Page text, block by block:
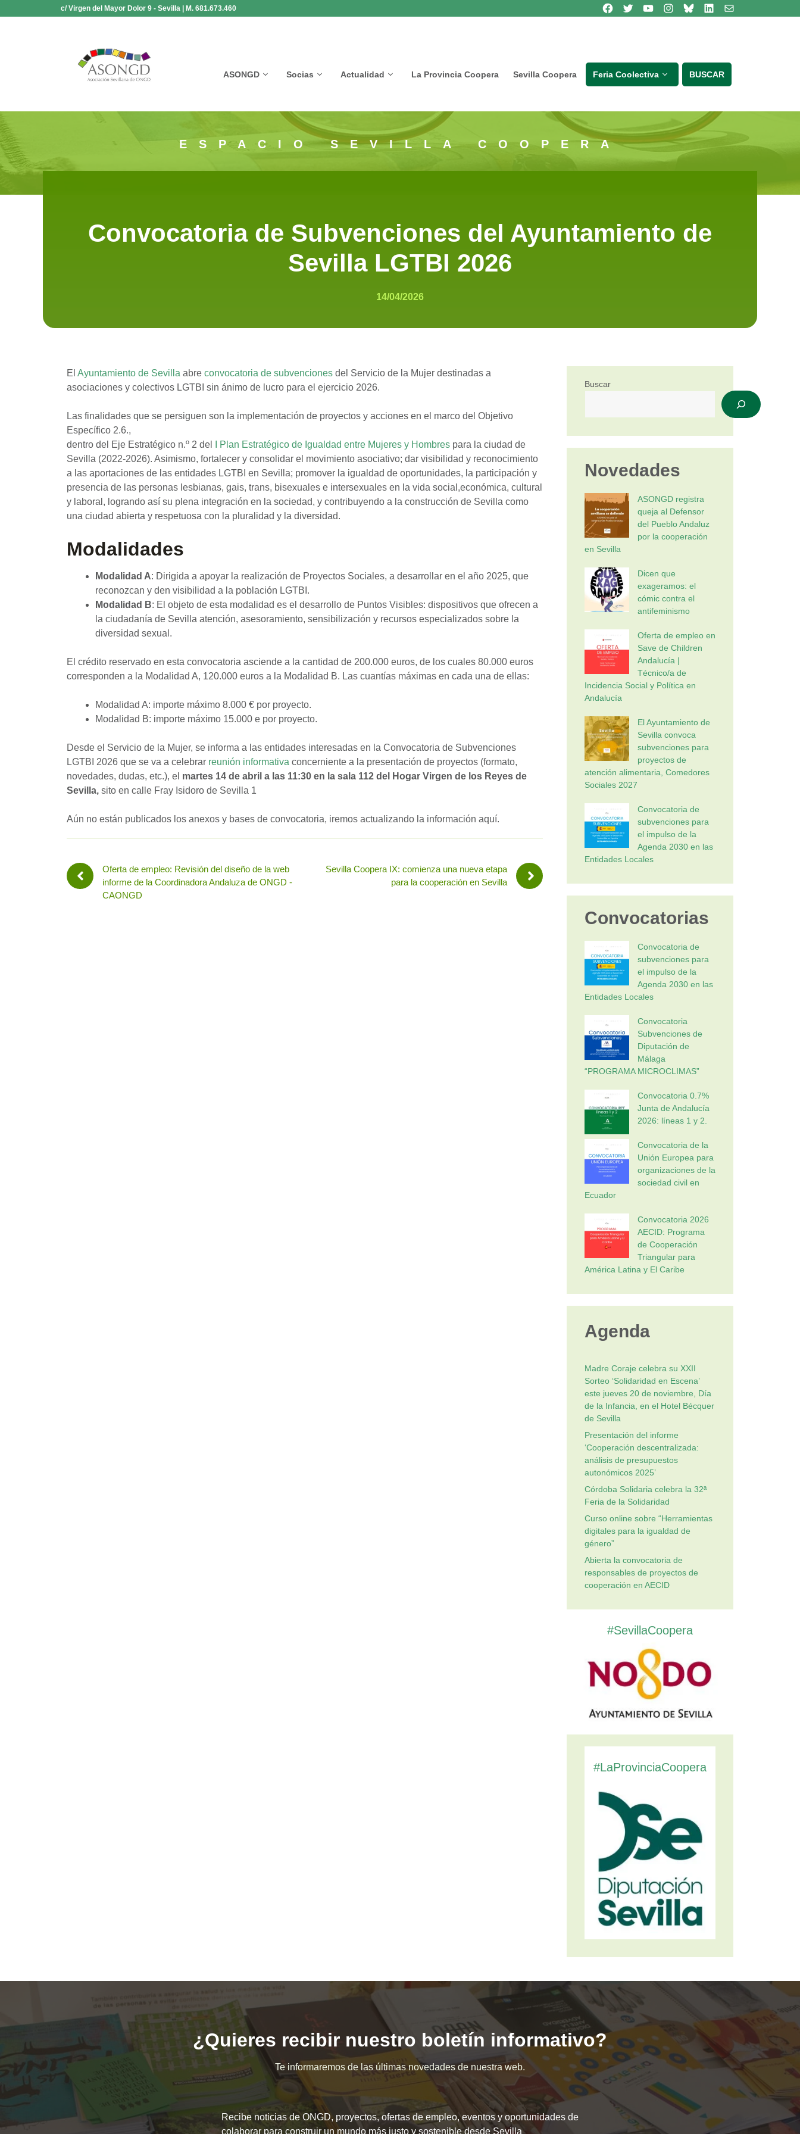
c/ Virgen del Mayor Dolor 9 - Sevilla | M. 681.673.460 Síguenos en Facebook
Síguenos en TwitterSíguenos en Youtube
Síguenos en Instagram
Bluesky
Síguenos en Linkedincontacto
ASONGD Socias Actualidad La Provincia Coopera Sevilla Coopera Feria Coolectiva BUSCAR
ESPACIO SEVILLA COOPERA
Convocatoria de Subvenciones del Ayuntamiento de
Sevilla LGTBI 2026
14/04/2026
El Ayuntamiento de Sevilla abre convocatoria de subvenciones del Servicio de la Mujer destinadas a
asociaciones y colectivos LGTBI sin ánimo de lucro para el ejercicio 2026.
Las finalidades que se persiguen son la implementación de proyectos y acciones en el marco del Objetivo
Específico 2.6.,
dentro del Eje Estratégico n.º 2 del
I Plan Estratégico de Igualdad entre Mujeres y Hombres para la ciudad de
Sevilla (2022-2026). Asimismo, fortalecer y consolidar el movimiento asociativo; dar visibilidad y reconocimiento
a las aportaciones de las entidades LGTBI en Sevilla; promover la igualdad de oportunidades, la participación y
presencia de las personas lesbianas, gais, trans, bisexuales e intersexuales en la vida social,económica, cultural
y laboral, logrando así su plena integración en la sociedad, y contribuyendo a la construcción de Sevilla como
una ciudad abierta y respetuosa con la pluralidad y la diversidad.
Modalidades
Modalidad A: Dirigida a apoyar la realización de Proyectos Sociales, a desarrollar en el año 2025, que
reconozcan y den visibilidad a la población LGTBI.
Modalidad B: El objeto de esta modalidad es el desarrollo de Puntos Visibles: dispositivos que ofrecen a
la ciudadanía de Sevilla atención, asesoramiento, sensibilización y recursos especializados sobre la
diversidad sexual.
El crédito reservado en esta convocatoria asciende a la cantidad de 200.000 euros, de los cuales 80.000 euros
corresponden a la Modalidad A, 120.000 euros a la Modalidad B. Las cuantías máximas en cada una de ellas:
Modalidad A: importe máximo 8.000 € por proyecto.
Modalidad B: importe máximo 15.000 e por proyecto.
Desde el Servicio de la Mujer, se informa a las entidades interesadas en la Convocatoria de Subvenciones
LGTBI 2026 que se va a celebrar reunión informativa concerniente a la presentación de proyectos (formato,
novedades, dudas, etc.), el martes 14 de abril a las 11:30 en la sala 112 del Hogar Virgen de los Reyes de
Sevilla, sito en calle Fray Isidoro de Sevilla 1
Aún no están publicados los anexos y bases de convocatoria, iremos actualizando la información aquí.
Oferta de empleo: Revisión del diseño de la web
informe de la Coordinadora Andaluza de ONGD -
CAONGD
Sevilla Coopera IX: comienza una nueva etapa
para la cooperación en Sevilla
Buscar
Novedades
ASONGD registra
queja al Defensor
del Pueblo Andaluz
por la cooperación
en Sevilla
Dicen que
exageramos: el
cómic contra el
antifeminismo
Oferta de empleo en
Save de Children
Andalucía |
Técnico/a de
Incidencia Social y Política en
Andalucía
El Ayuntamiento de
Sevilla convoca
subvenciones para
proyectos de
atención alimentaria, Comedores
Sociales 2027
Convocatoria de
subvenciones para
el impulso de la
Agenda 2030 en las
Entidades Locales
Convocatorias
Convocatoria de
subvenciones para
el impulso de la
Agenda 2030 en las
Entidades Locales
Convocatoria
Subvenciones de
Diputación de
Málaga
“PROGRAMA MICROCLIMAS”
Convocatoria 0.7%
Junta de Andalucía
2026: líneas 1 y 2.
Convocatoria de la
Unión Europea para
organizaciones de la
sociedad civil en
Ecuador
Convocatoria 2026
AECID: Programa
de Cooperación
Triangular para
América Latina y El Caribe
Agenda
Madre Coraje celebra su XXII
Sorteo ‘Solidaridad en Escena’
este jueves 20 de noviembre, Día
de la Infancia, en el Hotel Bécquer
de Sevilla
Presentación del informe
‘Cooperación descentralizada:
análisis de presupuestos
autonómicos 2025’
Córdoba Solidaria celebra la 32ª
Feria de la Solidaridad
Curso online sobre “Herramientas
digitales para la igualdad de
género”
Abierta la convocatoria de
responsables de proyectos de
cooperación en AECID
#SevillaCoopera
#LaProvinciaCoopera
¿Quieres recibir nuestro boletín informativo?
Te informaremos de las últimas novedades de nuestra web.
Recibe noticias de ONGD, proyectos, ofertas de empleo, eventos y oportunidades de
colaborar para construir un mundo más justo y sostenible desde Sevilla